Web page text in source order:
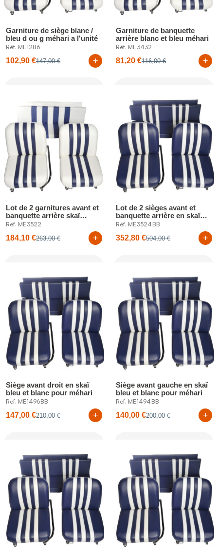
Garniture de siège blanc /
bleu d ou g méhari a l'unité
Réf. ME1286
102,90 €147,00 € +
Garniture de banquette
arrière blanc et bleu méhari
Réf. ME3432
81,20 €116,00 € +
Lot de 2 garnitures avant et
banquette arrière skaï
blanc...
Réf. ME3522
184,10 €263,00 € +
Lot de 2 sièges avant et
banquette arrière en skaï
bleu...
Réf. ME3524BB
352,80 €504,00 € +
Siège avant droit en skaï
bleu et blanc pour méhari
Réf. ME1496BB
147,00 €210,00 € +
Siège avant gauche en skaï
bleu et blanc pour méhari
Réf. ME1494BB
140,00 €200,00 € +